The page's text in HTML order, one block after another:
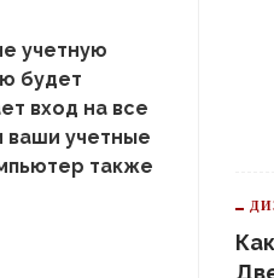
учетную
будет
вход на все
ваши учетные
также